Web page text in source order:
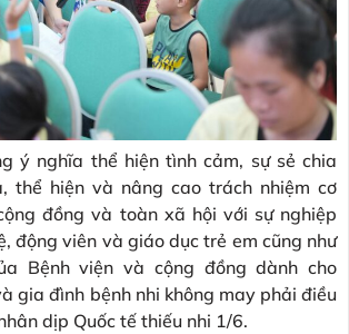
ý nghĩa thể hiện tình cảm, sự sẻ chia
thể hiện và nâng cao trách nhiệm cơ
đồng và toàn xã hội với sự nghiệp
động viên và giáo dục trẻ em cũng như
Bệnh viện và cộng đồng dành cho
gia đình bệnh nhi không may phải điều
dịp Quốc tế thiếu nhi 1/6.